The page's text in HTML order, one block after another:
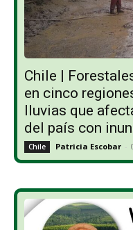
Chile |
en cinco
lluvias que
del país con
Chile Patricia Escobar -